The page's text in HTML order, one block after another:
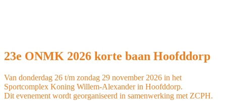
23e ONMK 2026 korte baan Hoofddorp
Van donderdag 26 t/m zondag 29 november 2026 in het
Sportcomplex Koning Willem-Alexander in Hoofddorp.
Dit evenement wordt georganiseerd in samenwerking met ZCPH.